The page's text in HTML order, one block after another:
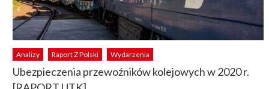
Analizy Raport Z Polski Wydarzenia
Ubezpieczenia przewoźników kolejowych w 2020 r.